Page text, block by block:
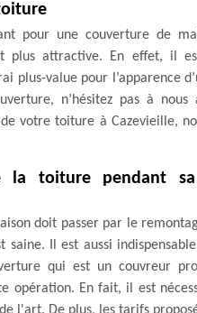
pour une couverture de
plus attractive. En effet, il
plus-value pour l’apparence
n’hésitez pas à
votre toiture à Cazevieille,
la toiture pendant
doit passer par le
Il est aussi
qui est un couvreur
opération. En fait, il est